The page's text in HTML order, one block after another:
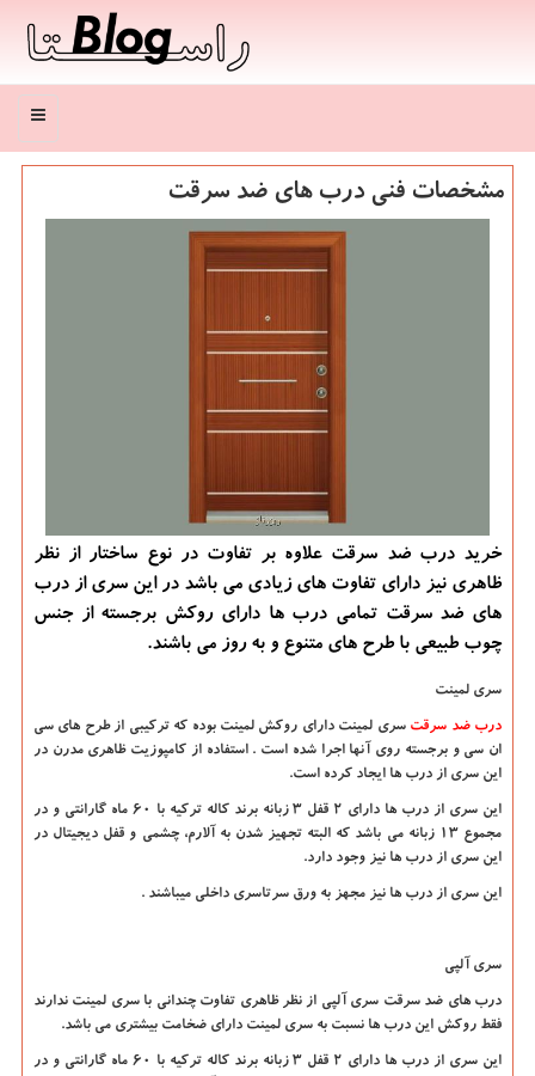
منو
مشخصات فنی درب های ضد سرقت
خرید درب ضد سرقت علاوه بر تفاوت در نوع ساختار از نظر
ظاهری نیز دارای تفاوت های زیادی می باشد در این سری از درب
های ضد سرقت تمامی درب ها دارای روكش برجسته از جنس
چوب طبیعی با طرح های متنوع و به روز می باشند.
سری لمینت
درب ضد سرقت سری لمینت دارای روکش لمینت بوده که ترکیبی از طرح های سی
ان سی و برجسته روی آنها اجرا شده است . استفاده از کامپوزیت ظاهری مدرن در
این سری از درب ها ایجاد کرده است.
این سری از درب ها دارای 2 قفل 3 زبانه برند کاله ترکیه با 60 ماه گارانتی و در
مجموع 13 زبانه می باشد که البته تجهیز شدن به آلارم، چشمی و قفل دیجیتال در
این سری از درب ها نیز وجود دارد.
این سری از درب ها نیز مجهز به ورق سرتاسری داخلی میباشند .
سری آلپی
درب های ضد سرقت سری آلپی از نظر ظاهری تفاوت چندانی با سری لمینت ندارند
فقط روکش این درب ها نسبت به سری لمینت دارای ضخامت بیشتری می باشد.
این سری از درب ها دارای 2 قفل 3 زبانه برند کاله ترکیه با 60 ماه گارانتی و در